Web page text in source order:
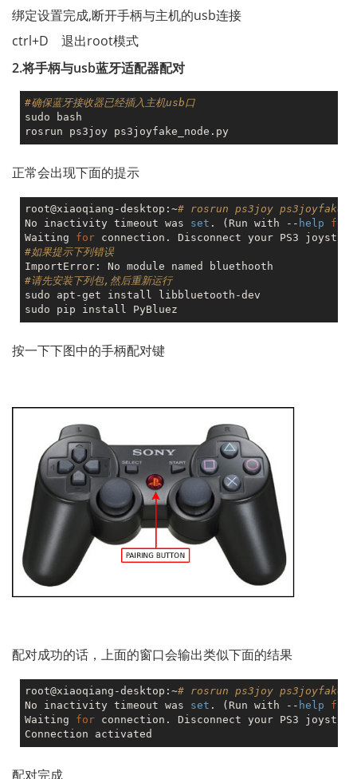
绑定设置完成,断开手柄与主机的usb连接
ctrl+D 退出root模式
2.将手柄与usb蓝牙适配器配对
#确保蓝牙接收器已经插入主机usb口
sudo bash
正常会出现下面的提示
root@xiaoqiang-desktop:~# rosrun ps3joy
No inactivity timeout was set . (Run with -- help for
Waiting for
#如果提示下列错误
#请先安装下列包,然后重新运行
sudo apt-get install libbluetooth-dev
按一下下图中的手柄配对键
配对成功的话，上面的窗口会输出类似下面的结果
root@xiaoqiang-desktop:~# rosrun ps3joy
No inactivity timeout was set . (Run with -- help for
Waiting for connection. Disconnect your PS3
配对完成